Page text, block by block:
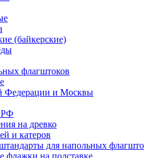
(байкерские)
флагштоков
Федерации и Москвы
РФ
на древко
и катеров
для напольных
флажки на подставке